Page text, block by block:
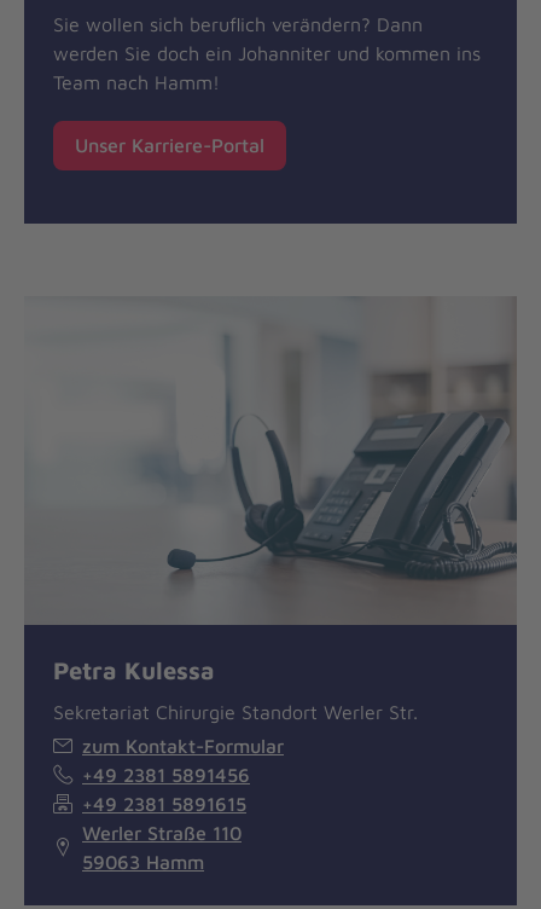
Sie wollen sich beruflich verändern? Dann
werden Sie doch ein Johanniter und kommen ins
Team nach Hamm!
Unser Karriere-Portal
Petra Kulessa
Sekretariat Chirurgie Standort Werler Str.
zum Kontakt-Formular
+49 2381 5891456
+49 2381 5891615
Werler Straße 110
59063 Hamm